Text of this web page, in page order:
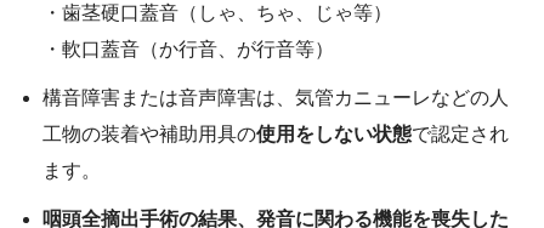
・歯茎硬口蓋音（しゃ、ちゃ、じゃ等）
・軟口蓋音（か行音、が行音等）
構音障害または音声障害は、気管カニューレなどの人
工物の装着や補助用具の使用をしない状態で認定され
ます。
咽頭全摘出手術の結果、発音に関わる機能を喪失した